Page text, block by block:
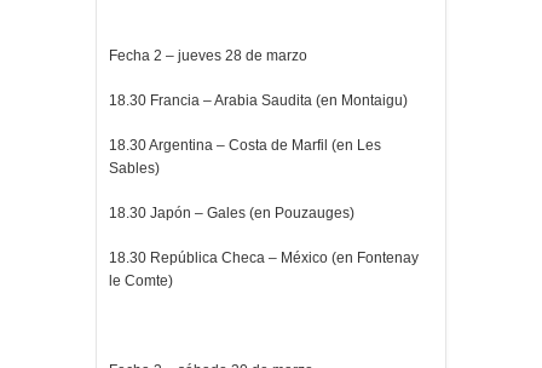
Fecha 2 – jueves 28 de marzo
18.30 Francia – Arabia Saudita (en Montaigu)
18.30 Argentina – Costa de Marfil (en Les
Sables)
18.30 Japón – Gales (en Pouzauges)
18.30 República Checa – México (en Fontenay
le Comte)